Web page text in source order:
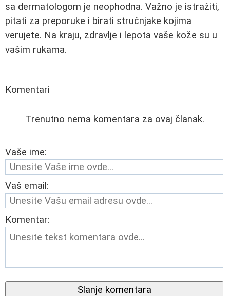
sa dermatologom je neophodna. Važno je istražiti,
pitati za preporuke i birati stručnjake kojima
verujete. Na kraju, zdravlje i lepota vaše kože su u
vašim rukama.
Komentari
Trenutno nema komentara za ovaj članak.
Vaše ime:
Vaš email:
Komentar:
Slanje komentara